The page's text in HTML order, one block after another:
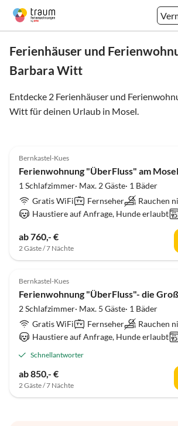
Ferienhäuser und
Barbara Witt
Entdecke 2 Ferienhäuser und
Witt für deinen Urlaub in Mosel.
Bernkastel-Kues
Ferienwohnung "ÜberFluss" am
1 Schlafzimmer· Max. 2 Gäste· 1 Bäder
Gratis WiFi
Fernseher
Rauchen
Haustiere auf Anfrage, Hunde erlaubt
ab 760,- €
2 Gäste / 7 Nächte
5.0 (23)
Bernkastel-Kues
Ferienwohnung "ÜberFluss"- die
2 Schlafzimmer· Max. 5 Gäste· 1 Bäder
Gratis WiFi
Fernseher
Rauchen
Haustiere auf Anfrage, Hunde erlaubt
Schnellantworter
ab 850,- €
2 Gäste / 7 Nächte